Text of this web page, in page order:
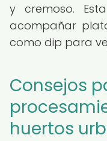
y cremoso.
acompañar
como dip para
Consejos
huertos